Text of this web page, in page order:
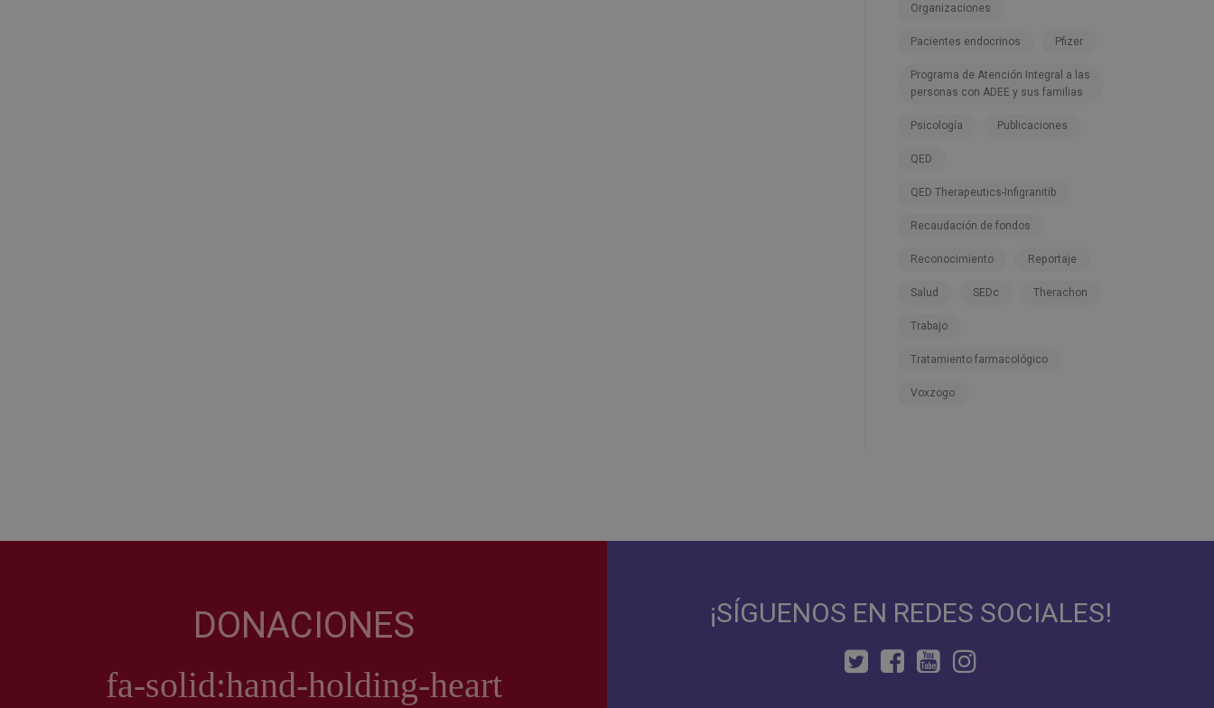
Organizaciones
Pacientes endocrinos Pfizer
Programa de Atención Integral a las
personas con ADEE y sus familias
Psicología Publicaciones
QED
QED Therapeutics-Infigranitib
Recaudación de fondos
Reconocimiento Reportaje
Salud SEDc Therachon
Trabajo
Tratamiento farmacológico
Voxzogo
DONACIONES ¡SÍGUENOS EN REDES SOCIALES!